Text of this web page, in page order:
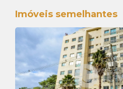
Imóveis semelhantes